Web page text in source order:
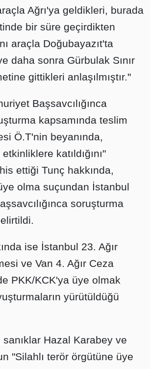
Ağrı'ya geldikleri, burada
bir süre geçirdikten
araçla Doğubayazıt'ta
daha sonra Gürbulak Sınır
gittikleri anlaşılmıştır."
Başsavcılığınca
kapsamında teslim
Ö.T'nin beyanında,
katıldığını"
ettiği Tunç hakkında,
olma suçundan İstanbul
soruşturma
ise İstanbul 23. Ağır
ve Van 4. Ağır Ceza
PKK/KCK'ya üye olmak
yürütüldüğü
Hazal Karabey ve
"Silahlı terör örgütüne üye